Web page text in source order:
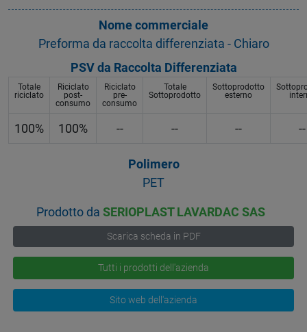
Nome commerciale
Preforma da raccolta differenziata - Chiaro
PSV da Raccolta Differenziata
Totale
riciclato
Riciclato
post-
consumo
Riciclato
pre-
consumo
Totale
Sottoprodotto
Sottoprodotto
esterno
100% 100% -- -- -- --
Polimero
PET
Prodotto daSERIOPLAST LAVARDAC SAS
Scarica scheda in PDF
Tutti i prodotti dell'azienda
Sito web dell'azienda